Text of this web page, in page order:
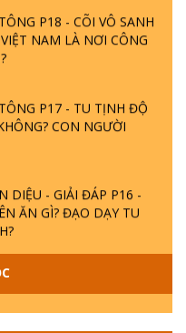
NAM LÀ NƠI CÔNG
CON NGƯỜI
ĂN GÌ? ĐẠO DẠY TU
P15 - TỔ CHỨC
LÝ ĐẠO PHẬT KHI